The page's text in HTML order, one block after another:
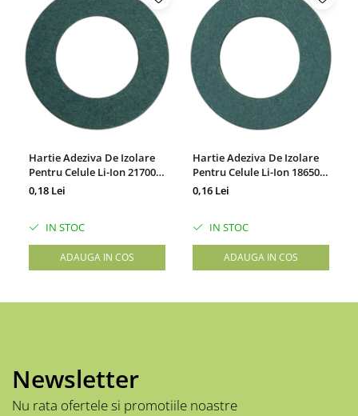
Hartie Adeziva De Izolare
Pentru Celule Li-Ion 21700,
Set 100 Bucati
0,18 Lei
IN STOC
ADAUGA IN COS
Hartie Adeziva De Izolare
Pentru Celule Li-Ion 18650,
Set 100 Bucati
0,16 Lei
IN STOC
ADAUGA IN COS
Newsletter
Nu rata ofertele si promotiile noastre